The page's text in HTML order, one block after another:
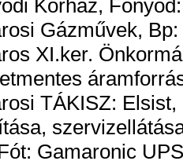
Kórház,
Gázművek,
XI.ker.
TÁKISZ:
Gamaronic